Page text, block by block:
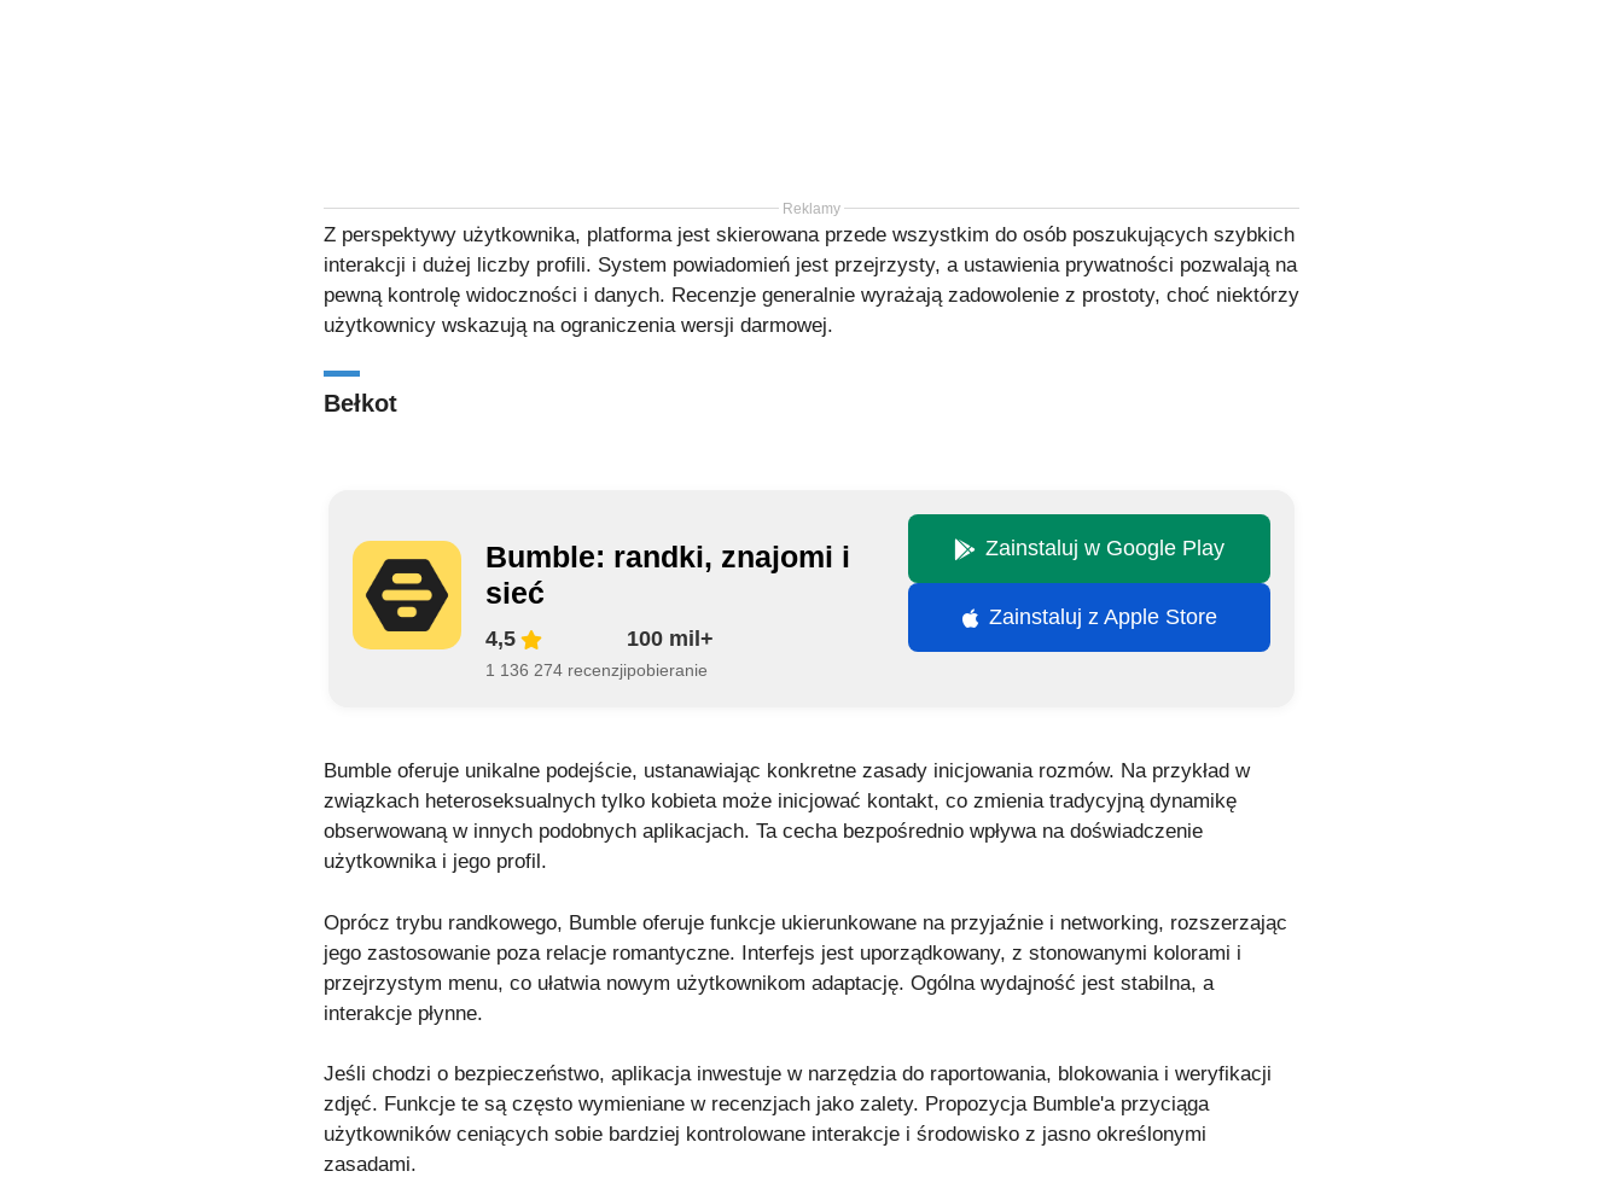
Reklamy
Z perspektywy użytkownika, platforma jest skierowana przede wszystkim do osób poszukujących szybkich
interakcji i dużej liczby profili. System powiadomień jest przejrzysty, a ustawienia prywatności pozwalają na
pewną kontrolę widoczności i danych. Recenzje generalnie wyrażają zadowolenie z prostoty, choć niektórzy
użytkownicy wskazują na ograniczenia wersji darmowej.
Bełkot
Bumble: randki, znajomi i
sieć
4,5
1 136 274 recenzji
100 mil+
pobieranie
Zainstaluj w Google Play
Zainstaluj z Apple Store
Bumble oferuje unikalne podejście, ustanawiając konkretne zasady inicjowania rozmów. Na przykład w
związkach heteroseksualnych tylko kobieta może inicjować kontakt, co zmienia tradycyjną dynamikę
obserwowaną w innych podobnych aplikacjach. Ta cecha bezpośrednio wpływa na doświadczenie
użytkownika i jego profil.
Oprócz trybu randkowego, Bumble oferuje funkcje ukierunkowane na przyjaźnie i networking, rozszerzając
jego zastosowanie poza relacje romantyczne. Interfejs jest uporządkowany, z stonowanymi kolorami i
przejrzystym menu, co ułatwia nowym użytkownikom adaptację. Ogólna wydajność jest stabilna, a
interakcje płynne.
Jeśli chodzi o bezpieczeństwo, aplikacja inwestuje w narzędzia do raportowania, blokowania i weryfikacji
zdjęć. Funkcje te są często wymieniane w recenzjach jako zalety. Propozycja Bumble'a przyciąga
użytkowników ceniących sobie bardziej kontrolowane interakcje i środowisko z jasno określonymi
zasadami.